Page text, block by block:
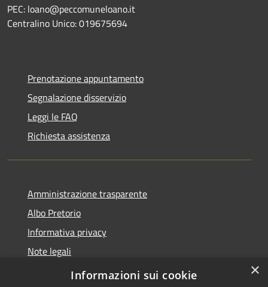
PEC: loano@peccomuneloano.it
Centralino Unico: 019675694
Prenotazione appuntamento
Segnalazione disservizio
Leggi le FAQ
Richiesta assistenza
Amministrazione trasparente
Albo Pretorio
Informativa privacy
Note legali
Dichiarazione di accessibilità
×
Informazioni sui cookie